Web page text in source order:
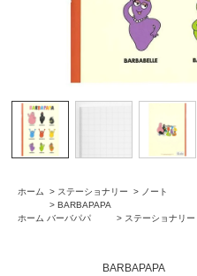
ホーム > ステーショナリー > ノート
ホーム
> BARBAPAPA
バーバパパ
> ステーショナリー
BARBAPAPA